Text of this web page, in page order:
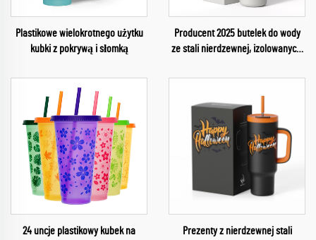
Plastikowe wielokrotnego użytku
kubki z pokrywą i słomką
Producent 2025 butelek do wody
ze stali nierdzewnej, izolowanych,
24 uncje plastikowy kubek na
Prezenty z nierdzewnej stali